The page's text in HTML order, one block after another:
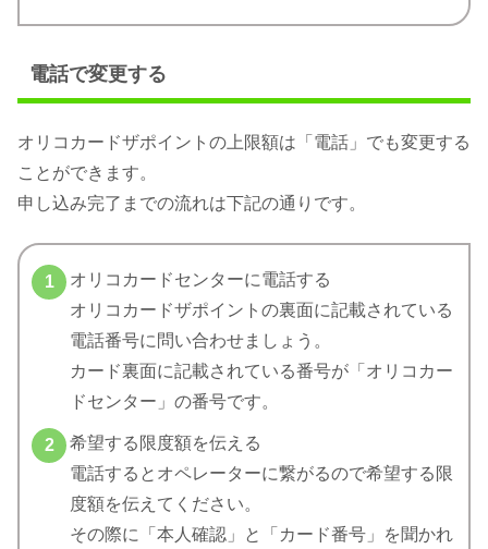
電話で変更する
オリコカードザポイントの上限額は「電話」でも変更する
ことができます。
申し込み完了までの流れは下記の通りです。
オリコカードセンターに電話する
オリコカードザポイントの裏面に記載されている
電話番号に問い合わせましょう。
カード裏面に記載されている番号が「オリコカー
ドセンター」の番号です。
希望する限度額を伝える
電話するとオペレーターに繋がるので希望する限
度額を伝えてください。
その際に「本人確認」と「カード番号」を聞かれ